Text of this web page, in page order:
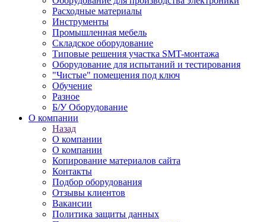
Расходные материалы
Инструменты
Промышленная мебель
Складское оборудование
Типовые решения участка SMT-монтажа
Оборудование для испытаний и тестирования
"Чистые" помещения под ключ
Обучение
Разное
Б/У Оборудование
О компании
Назад
О компании
О компании
Копирование материалов сайта
Контакты
Подбор оборудования
Отзывы клиентов
Вакансии
Политика защиты данных